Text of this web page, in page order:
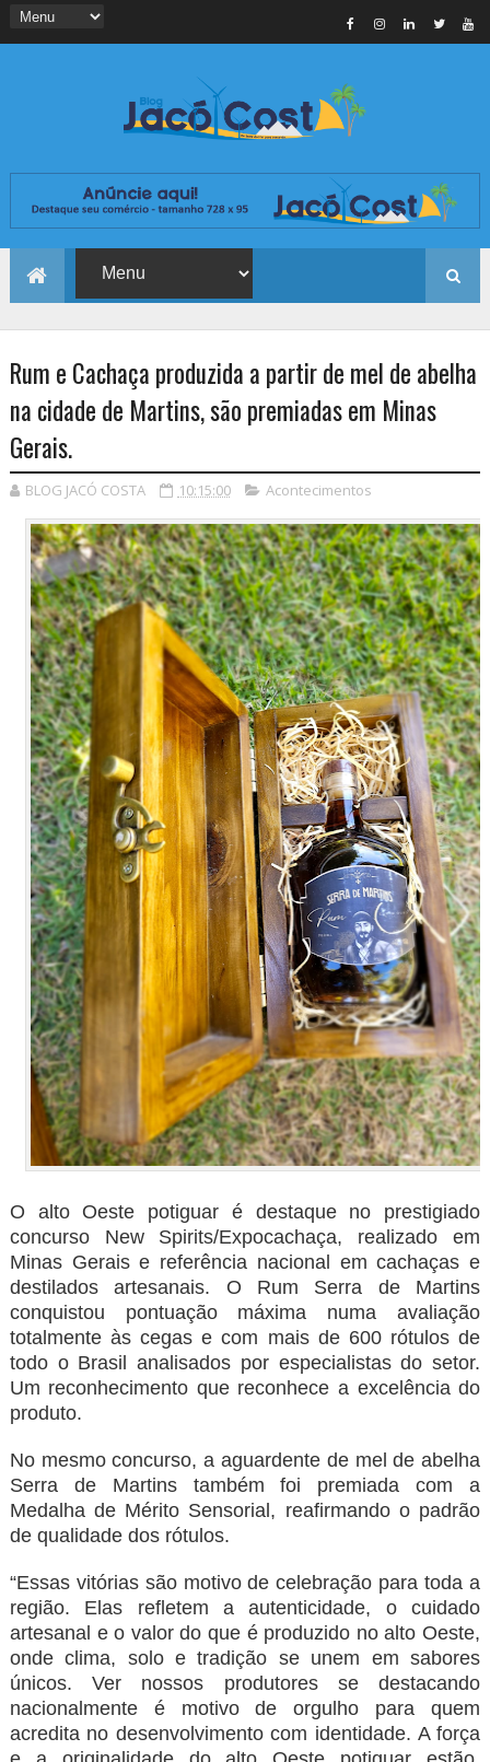
Rum e Cachaça produzida a partir de mel de abelha
na cidade de Martins, são premiadas em Minas
Gerais.
BLOG JACÓ COSTA 10:15:00 Acontecimentos
O alto Oeste potiguar é destaque no prestigiado
concurso New Spirits/Expocachaça, realizado em
Minas Gerais e referência nacional em cachaças e
destilados artesanais. O Rum Serra de Martins
conquistou pontuação máxima numa avaliação
totalmente às cegas e com mais de 600 rótulos de
todo o Brasil analisados por especialistas do setor.
Um reconhecimento que reconhece a excelência do
produto.
No mesmo concurso, a aguardente de mel de abelha
Serra de Martins também foi premiada com a
Medalha de Mérito Sensorial, reafirmando o padrão
de qualidade dos rótulos.
“Essas vitórias são motivo de celebração para toda a
região. Elas refletem a autenticidade, o cuidado
artesanal e o valor do que é produzido no alto Oeste,
onde clima, solo e tradição se unem em sabores
únicos. Ver nossos produtores se destacando
nacionalmente é motivo de orgulho para quem
acredita no desenvolvimento com identidade. A força